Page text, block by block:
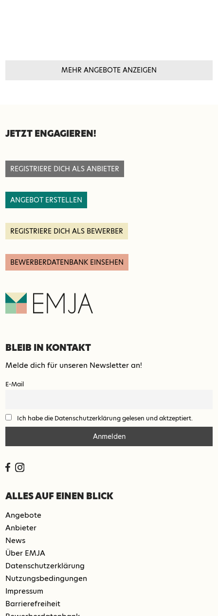
MEHR ANGEBOTE ANZEIGEN
SEITENFUSS
BLEIB IN KONTAKT
Melde dich für unseren Newsletter an!
E-Mail
Ich habe die Datenschutzerklärung gelesen und aktzeptiert.
ALLES AUF EINEN BLICK
Angebote
Anbieter
News
Über EMJA
Datenschutzerklärung
Nutzungsbedingungen
Impressum
Barrierefreiheit
JETZT ENGAGIEREN!
REGISTRIERE DICH ALS ANBIETER
ANGEBOT ERSTELLEN
REGISTRIERE DICH ALS BEWERBER
BEWERBERDATENBANK EINSEHEN